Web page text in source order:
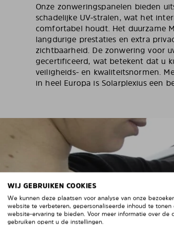
Onze zonweringspanelen bieden
schadelijke UV-stralen, wat het
comfortabel houdt. Het duurzame
langdurige prestaties en extra
zichtbaarheid. De zonwering voor
gecertificeerd, wat betekent dat u
veiligheids- en kwaliteitsnormen.
in heel Europa is Solarplexius een
WIJ GEBRUIKEN COOKIES
We kunnen deze plaatsen voor analyse van onze
website te verbeteren, gepersonaliseerde inhoud te
website-ervaring te bieden. Voor meer informatie over de
gebruiken opent u de instellingen.